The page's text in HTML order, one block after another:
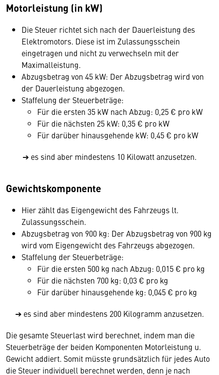
Motorleistung (in kW)
Die Steuer richtet sich nach der Dauerleistung des
Elektromotors. Diese ist im Zulassungsschein
eingetragen und nicht zu verwechseln mit der
Maximalleistung.
Abzugsbetrag von 45 kW: Der Abzugsbetrag wird von
der Dauerleistung abgezogen.
Staffelung der Steuerbeträge:
Für die ersten 35 kW nach Abzug: 0,25 € pro kW
Für die nächsten 25 kW: 0,35 € pro kW
Für darüber hinausgehende kW: 0,45 € pro kW
➔ es sind aber mindestens 10 Kilowatt anzusetzen.
Gewichtskomponente
Hier zählt das Eigengewicht des Fahrzeugs lt.
Zulassungsschein.
Abzugsbetrag von 900 kg: Der Abzugsbetrag von 900 kg
wird vom Eigengewicht des Fahrzeugs abgezogen.
Staffelung der Steuerbeträge:
Für die ersten 500 kg nach Abzug: 0,015 € pro kg
Für die nächsten 700 kg: 0,03 € pro kg
Für darüber hinausgehende kg: 0,045 € pro kg
➔ es sind aber mindestens 200 Kilogramm anzusetzen.
Die gesamte Steuerlast wird berechnet, indem man die
Steuerbeträge der beiden Komponenten Motorleistung u.
Gewicht addiert. Somit müsste grundsätzlich für jedes Auto
die Steuer individuell berechnet werden, denn je nach